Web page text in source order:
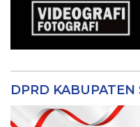
DPRD KABUPATEN